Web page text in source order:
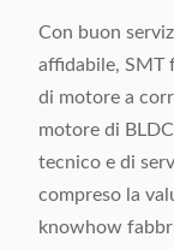
Con buon
affidabile, SMT
di motore a
motore di
tecnico e di
compreso la
knowhow